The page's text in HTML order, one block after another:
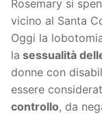
Rosemary si
vicino al Santa
Oggi la
la sessualità
donne con
essere
controllo, da